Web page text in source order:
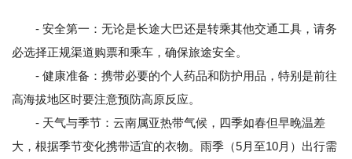
- 安全第一：无论是长途大巴还是转乘其他交通工具，请务
必选择正规渠道购票和乘车，确保旅途安全。
- 健康准备：携带必要的个人药品和防护用品，特别是前往
高海拔地区时要注意预防高原反应。
- 天气与季节：云南属亚热带气候，四季如春但早晚温差
大，根据季节变化携带适宜的衣物。雨季（5月至10月）出行需